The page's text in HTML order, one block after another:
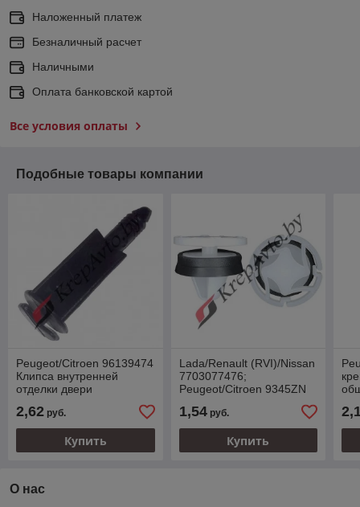
Наложенный платеж
Безналичный расчет
Наличными
Оплата банковской картой
Все условия оплаты
Подобные товары компании
Peugeot/Citroen 96139474
Клипса внутренней
отделки двери
2,62 руб.
Купить
Lada/Renault (RVI)/Nissan
7703077476;
Peugeot/Citroen 9345ZN
обшивки двери
1,54руб.
Купить
О нас